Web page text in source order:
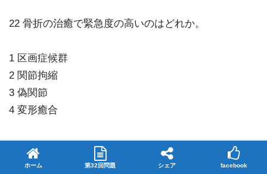
22 骨折の治癒で緊急度の高いのはどれか。
1 区画症候群
2 関節拘縮
3 偽関節
4 変形癒合
ホーム 第32回問題 シェア facebook